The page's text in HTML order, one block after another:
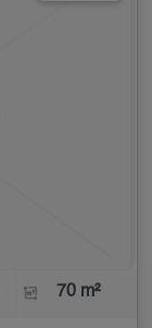
70 m²